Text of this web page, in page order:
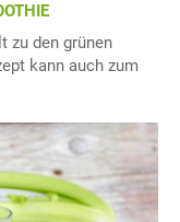
zu den grünen
kann auch zum